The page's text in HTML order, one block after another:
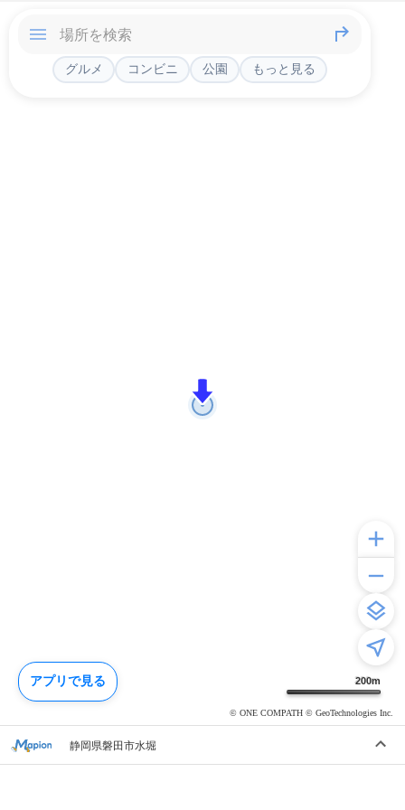
200m
© ONE COMPATH © GeoTechnologies Inc.
グルメ コンビニ 公園 もっと見る
静岡県磐田市水堀
アプリで見る